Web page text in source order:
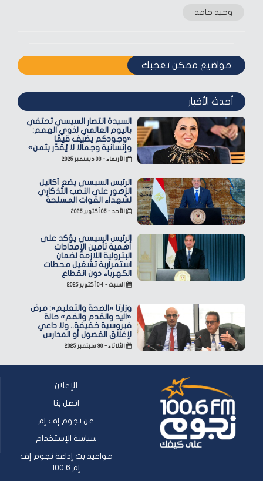
وحيد حامد
مواضيع ممكن تعجبك
أحدث الأخبار
السيدة انتصار السيسي تحتفي
باليوم العالمي لذوي الهمم:
«وجودكم يضيف قيمًا
وإنسانية وجمالًا لا يُقدّر بثمن»
الأربعاء - ٠٣ ديسمبر ٢٠٢٥
الرئيس السيسي يضع أكاليل
الزهور على النصب التذكاري
لشهداء القوات المسلحة
الأحد - ٠٥ أكتوبر ٢٠٢٥
الرئيس السيسي يؤكد على
أهمية تأمين الإمدادات
البترولية اللازمة لضمان
استمرارية تشغيل محطات
الكهرباء دون انقطاع
السبت - ٠٤ أكتوبر ٢٠٢٥
وزارتا «الصحة والتعليم»: مرض
«اليد والقدم والفم» حالة
فيروسية خفيفة.. ولا داعي
لإغلاق الفصول أو المدارس
الثلاثاء - ٣٠ سبتمبر ٢٠٢٥
للإعلان
اتصل بنا
عن نجوم إف إم
سياسة الإستخدام
مواعيد بث إذاعة نجوم إف
إم 100.6